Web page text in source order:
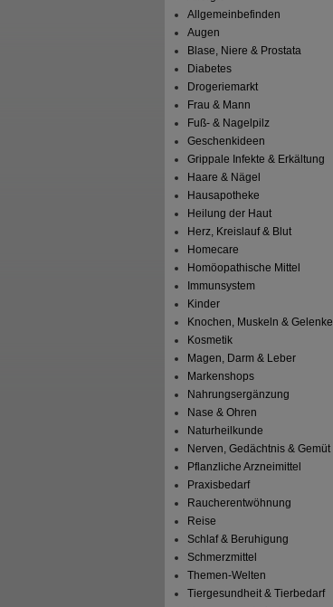
Allgemeinbefinden
Augen
Blase, Niere & Prostata
Diabetes
Drogeriemarkt
Frau & Mann
Fuß- & Nagelpilz
Geschenkideen
Grippale Infekte & Erkältung
Haare & Nägel
Hausapotheke
Heilung der Haut
Herz, Kreislauf & Blut
Homecare
Homöopathische Mittel
Immunsystem
Kinder
Knochen, Muskeln & Gelenke
Kosmetik
Magen, Darm & Leber
Markenshops
Nahrungsergänzung
Nase & Ohren
Naturheilkunde
Nerven, Gedächtnis & Gemüt
Pflanzliche Arzneimittel
Praxisbedarf
Raucherentwöhnung
Reise
Schlaf & Beruhigung
Schmerzmittel
Themen-Welten
Tiergesundheit & Tierbedarf